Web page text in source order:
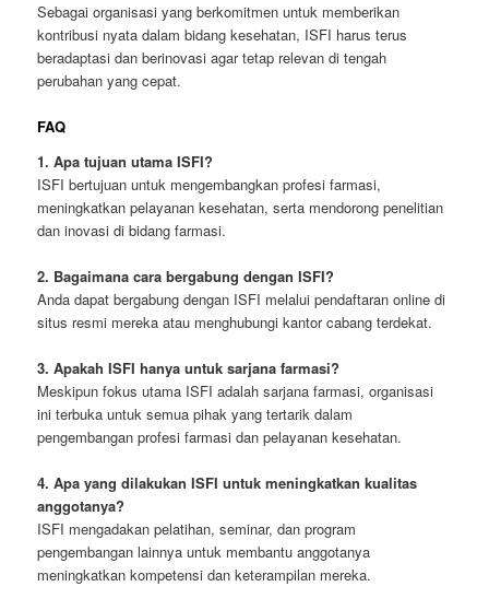
Sebagai organisasi yang berkomitmen untuk memberikan
kontribusi nyata dalam bidang kesehatan, ISFI harus terus
beradaptasi dan berinovasi agar tetap relevan di tengah
perubahan yang cepat.
FAQ
1. Apa tujuan utama ISFI?
ISFI bertujuan untuk mengembangkan profesi farmasi,
meningkatkan pelayanan kesehatan, serta mendorong penelitian
dan inovasi di bidang farmasi.
2. Bagaimana cara bergabung dengan ISFI?
Anda dapat bergabung dengan ISFI melalui pendaftaran online di
situs resmi mereka atau menghubungi kantor cabang terdekat.
3. Apakah ISFI hanya untuk sarjana farmasi?
Meskipun fokus utama ISFI adalah sarjana farmasi, organisasi
ini terbuka untuk semua pihak yang tertarik dalam
pengembangan profesi farmasi dan pelayanan kesehatan.
4. Apa yang dilakukan ISFI untuk meningkatkan kualitas
anggotanya?
ISFI mengadakan pelatihan, seminar, dan program
pengembangan lainnya untuk membantu anggotanya
meningkatkan kompetensi dan keterampilan mereka.